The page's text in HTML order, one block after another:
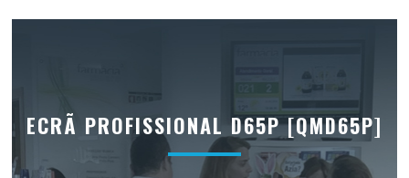
ECRÃ PROFISSIONAL D65P [QMD65P]